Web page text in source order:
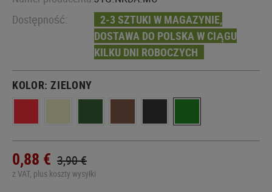
Dostępność:
2-3 SZTUKI W MAGAZYNIE,
DOSTAWA DO POLSKA W CIĄGU
KILKU DNI ROBOCZYCH
KOLOR:ZIELONY
0,88 € 3,90 €
z VAT, plus koszty wysyłki